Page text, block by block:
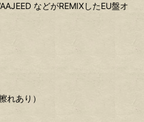
などがREMIXしたEU盤オ
れあり）